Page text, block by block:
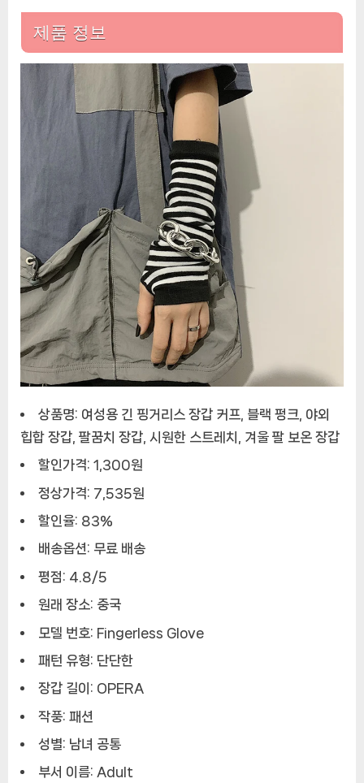
제품 정보
상품명: 여성용 긴 핑거리스 장갑 커프, 블랙 펑크, 야외
힙합 장갑, 팔꿈치 장갑, 시원한 스트레치, 겨울 팔 보온 장갑
할인가격: 1,300원
정상가격: 7,535원
할인율: 83%
배송옵션: 무료 배송
평점: 4.8/5
원래 장소: 중국
모델 번호: Fingerless Glove
패턴 유형: 단단한
장갑 길이: OPERA
작풍: 패션
성별: 남녀 공통
부서 이름: Adult